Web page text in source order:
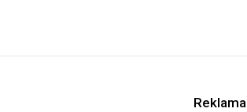
Reklama